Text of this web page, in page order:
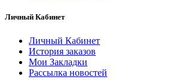
Личный Кабинет
Личный Кабинет
История заказов
Мои Закладки
Рассылка новостей